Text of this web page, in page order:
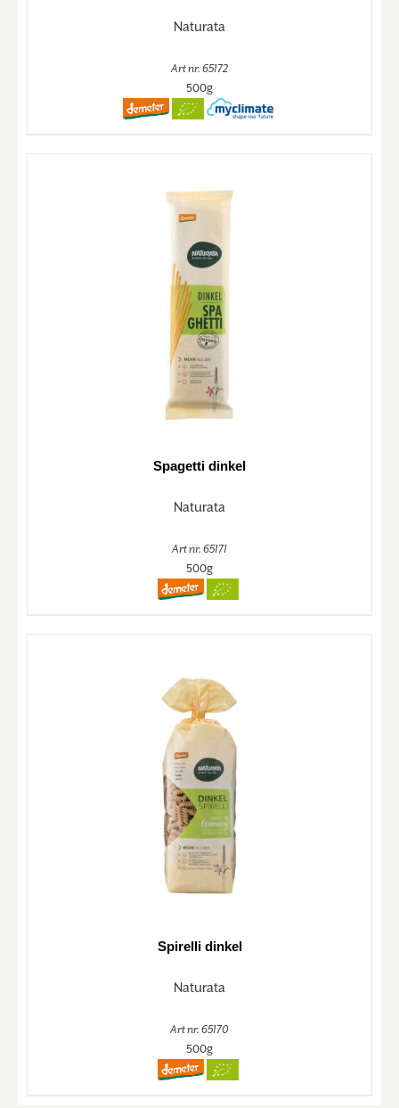
Naturata
Art nr. 65172
500g
Spagetti dinkel
Naturata
Art nr. 65171
500g
Spirelli dinkel
Naturata
Art nr. 65170
500g